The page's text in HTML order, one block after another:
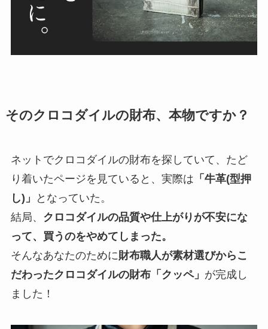
そのクロコダイルの財布、本物ですか？
ネットでクロコダイルの財布を探していて、たど
り着いたページを見ていると、実際は 「牛革(型押
し)」
となっていた。
結局、 クロコダイルの品質や仕上がりが不安にな
って、買うのをやめてしまった。
そんなあなたのために財布職人が素材選びからこ
だわったクロコダイルの財布「クッペ」 が完成し
ました！